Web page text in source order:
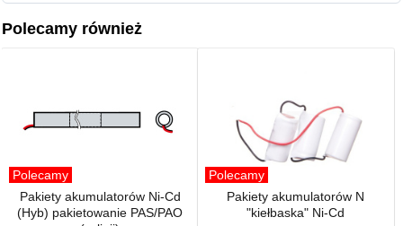
Polecamy również
Polecamy
Pakiety akumulatorów Ni-Cd
(Hyb) pakietowanie PAS/PAO
Polecamy
Pakiety akumulatorów N
"kiełbaska" Ni-Cd